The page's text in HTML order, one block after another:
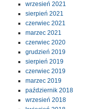
wrzesień 2021
sierpień 2021
czerwiec 2021
marzec 2021
czerwiec 2020
grudzień 2019
sierpień 2019
czerwiec 2019
marzec 2019
październik 2018
wrzesień 2018